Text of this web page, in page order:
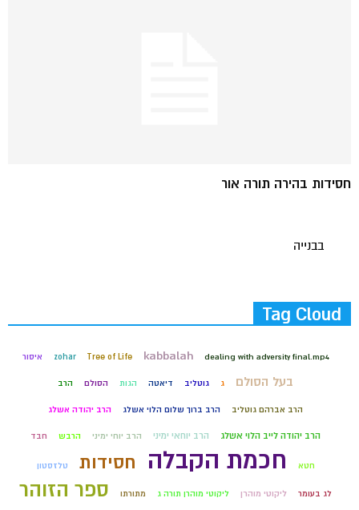
חסידות בהירה תורה אור
בבנייה
Tag Cloud
dealing with adversity final.mp4
kabbalah
Tree of Life
zohar איסור
בעל הסולם ג גוטליב דיאטה הגות הסולם הרב
הרב אברהם גוטליב הרב ברוך שלום הלוי אשלג הרב יהודה אשלג
הרב יהודה לייב הלוי אשלג הרב יוחאי ימיני הרב יוחי ימיני הרבש חבד
חטא חכמת הקבלה חסידות טלזסטון
לג בעומר ליקוטי מוהרן ליקוטי מוהרן תורה ג מתורתו ספר הזוהר